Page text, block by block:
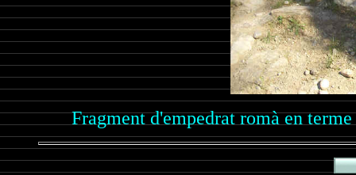
Fragment d'empedrat romà en